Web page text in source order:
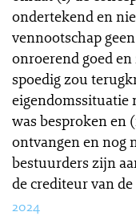
ondertekend en
vennootschap
onroerend goed
spoedig zou
eigendomssituatie
was besproken en
ontvangen en nog
bestuurders zijn
de crediteur van
2024